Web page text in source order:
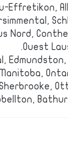
Effretikon,
Nord,
Ouest